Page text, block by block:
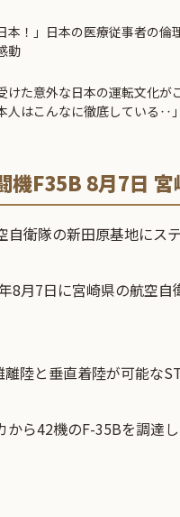
本！」日本の医療従事者の倫
動
けた意外な日本の運転文化が
はこんなに徹底している‥」
機F35B 8月7日
自衛隊の新田原基地にス
8月7日に宮崎県の航空
陸と垂直着陸が可能な
から42機のF-35Bを調達